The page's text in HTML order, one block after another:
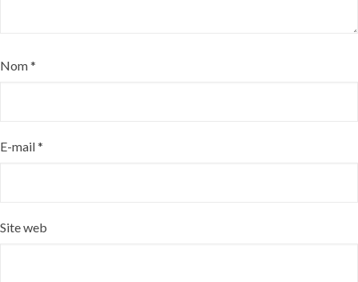
Nom*
E-mail*
Site web